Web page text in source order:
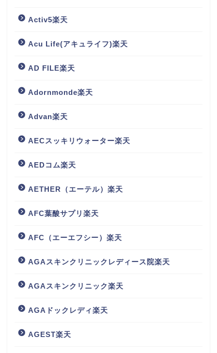
Activ5楽天
Acu Life(アキュライフ)楽天
AD FILE楽天
Adornmonde楽天
Advan楽天
AECスッキリウォーター楽天
AEDコム楽天
AETHER（エーテル）楽天
AFC葉酸サプリ楽天
AFC（エーエフシー）楽天
AGAスキンクリニックレディース院楽天
AGAスキンクリニック楽天
AGAドックレディ楽天
AGEST楽天